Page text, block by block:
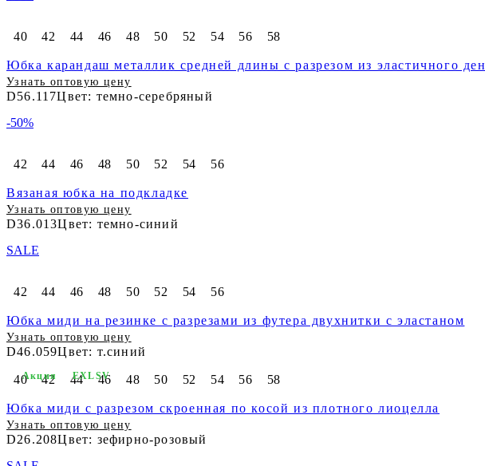
40 42 44 46 48 50 52 54 56 58
Юбка карандаш металлик средней длины с разрезом из эластичного
Узнать оптовую цену
D56.117Цвет: темно-серебряный
42 44 46 48 50 52 54 56
Вязаная юбка на подкладке
Узнать оптовую цену
D36.013Цвет: темно-синий
-50%
42 44 46 48 50 52 54 56
Юбка миди на резинке с разрезами из футера двухнитки с эластаном
Узнать оптовую цену
D46.059Цвет: т.синий
SALE
40 42 44 46 48 50 52 54 56 58
Юбка миди с разрезом скроенная по косой из плотного лиоцелла
Узнать оптовую цену
D26.208Цвет: зефирно-розовый
Акция EXLSV